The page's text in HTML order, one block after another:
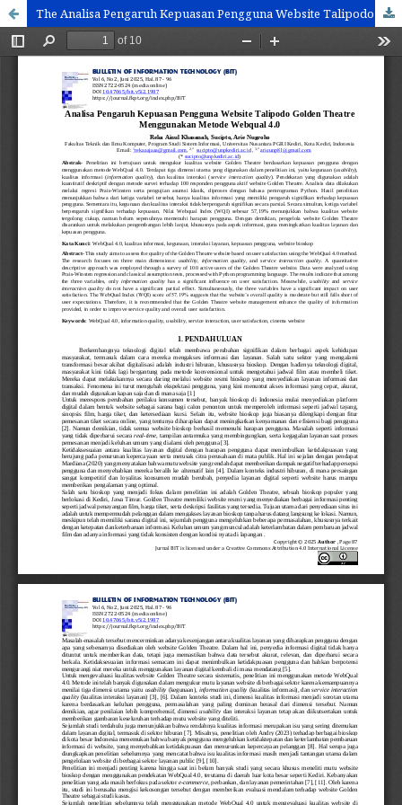
The Analisa Pengaruh Kepuasan Pengguna Website Talipodo Golden Theatre Menggunakan Metode Webqual 4.0